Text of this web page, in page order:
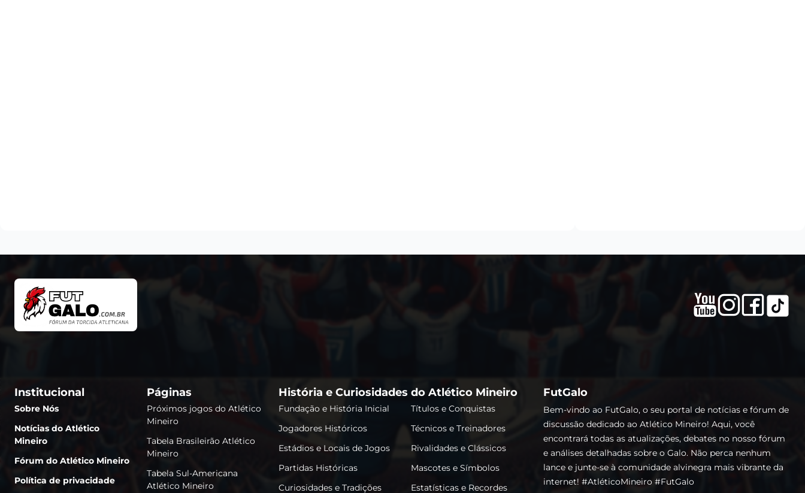
Institucional
Sobre Nós
Notícias do Atlético
Mineiro
Fórum do Atlético Mineiro
Política de privacidade
Páginas
Próximos jogos do Atlético
Mineiro
Tabela Brasileirão Atlético
Mineiro
Tabela Sul-Americana
Atlético Mineiro
História e Curiosidades do Atlético Mineiro
Fundação e História Inicial
Títulos e Conquistas
Jogadores Históricos
Técnicos e Treinadores
Estádios e Locais de Jogos
Rivalidades e Clássicos
Partidas Históricas
Mascotes e Símbolos
Curiosidades e Tradições
Estatísticas e Recordes
FutGalo
Bem-vindo ao FutGalo, o seu portal de notícias e fórum de
discussão dedicado ao Atlético Mineiro! Aqui, você
encontrará todas as atualizações, debates no nosso fórum
e análises detalhadas sobre o Galo. Não perca nenhum
lance e junte-se à comunidade alvinegra mais vibrante da
internet! #AtléticoMineiro #FutGalo